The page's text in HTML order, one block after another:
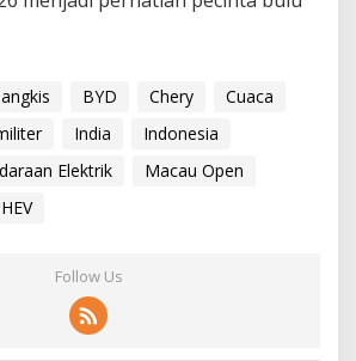
BYD Chery
Cuaca
India
Indonesia
Elektrik
Macau Open
Follow Us